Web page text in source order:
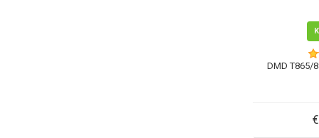
DMD T865/